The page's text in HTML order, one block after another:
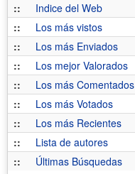
::
Indice del Web
::
Los más vistos
::
Los más Enviados
::
Los mejor Valorados
::
Los más Comentados
::
Los más Votados
::
Los más Recientes
::
Lista de autores
::
Últimas Búsquedas